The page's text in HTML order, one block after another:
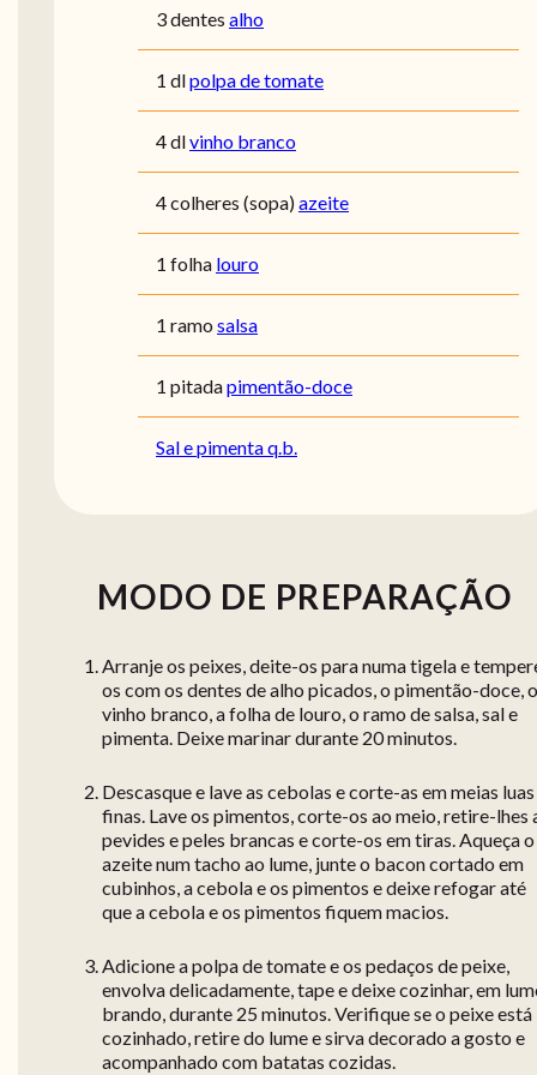
3 dentes alho
1 dlpolpa de tomate
4 dlvinho branco
4 colheres (sopa)azeite
1 folha louro
1 ramo salsa
1 pitadapimentão-doce
Sal e pimenta q.b.
MODO DE PREPARAÇÃO
Arranje os peixes, deite-os para numa tigela e
os com os dentes de alho picados, o pimentão-doce, o
vinho branco, a folha de louro, o ramo de salsa, sal e
pimenta. Deixe marinar durante 20 minutos.
Descasque e lave as cebolas e corte-as em meias luas
finas. Lave os pimentos, corte-os ao meio, retire-lhes
pevides e peles brancas e corte-os em tiras. Aqueça o
azeite num tacho ao lume, junte o bacon cortado em
cubinhos, a cebola e os pimentos e deixe refogar até
que a cebola e os pimentos fiquem macios.
Adicione a polpa de tomate e os pedaços de peixe,
envolva delicadamente, tape e deixe cozinhar, em
brando, durante 25 minutos. Verifique se o peixe está
cozinhado, retire do lume e sirva decorado a gosto e
acompanhado com batatas cozidas.